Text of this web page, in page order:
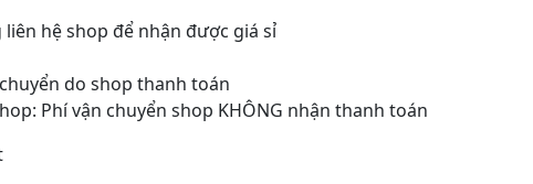
hệ shop để nhận được giá sỉ
do shop thanh toán
Phí vận chuyển shop KHÔNG nhận thanh toán